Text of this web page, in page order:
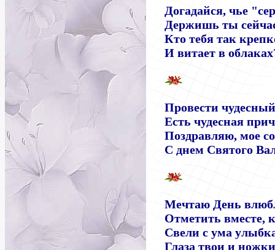
Догадайся, чье
Держишь ты
Кто тебя так
И витает в
Провести
Есть чудесная
Поздравляю, мое
С днем Святого
Мечтаю День
Отметить вместе,
Свели с ума
Глаза твои и